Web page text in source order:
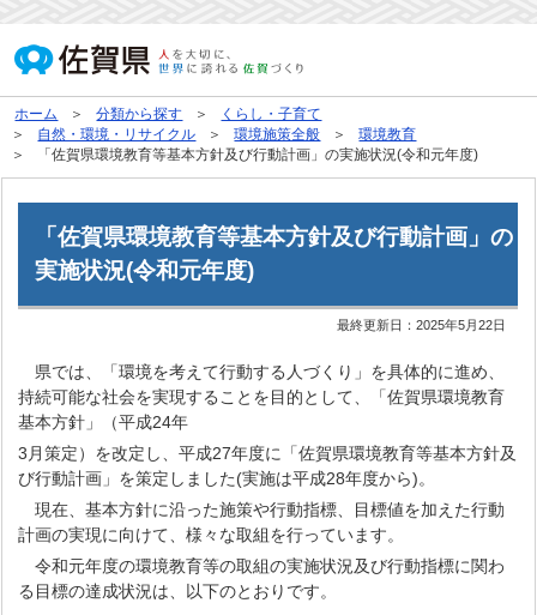
ホーム 分類から探す
くらし・子育て
自然・環境・リサイクル
環境施策全般
環境教育
「佐賀県環境教育等基本方針及び行動計画」の実施状況(令和元年度)
「佐賀県環境教育等基本方針及び行動計画」の
実施状況(令和元年度)
最終更新日：2025年5月22日
県では、「環境を考えて行動する人づくり」を具体的に進め、
持続可能な社会を実現することを目的として、「佐賀県環境教育
基本方針」（平成24年
3月策定）を改定し、平成27年度に「佐賀県環境教育等基本方針及
び行動計画」を策定しました(実施は平成28年度から)。
現在、基本方針に沿った施策や行動指標、目標値を加えた行動
計画の実現に向けて、様々な取組を行っています。
令和元年度の環境教育等の取組の実施状況及び行動指標に関わ
る目標の達成状況は、以下のとおりです。